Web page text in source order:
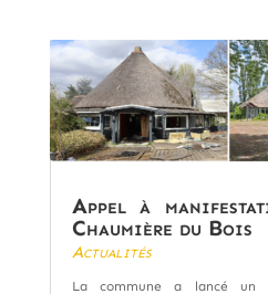
Appel à
Chaumière du Bois
Actualités
La commune a lancé un